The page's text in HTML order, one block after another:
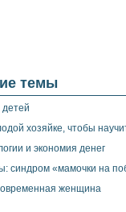
темы
хозяйке, чтобы
и экономия денег
синдром «мамочки на
женщина